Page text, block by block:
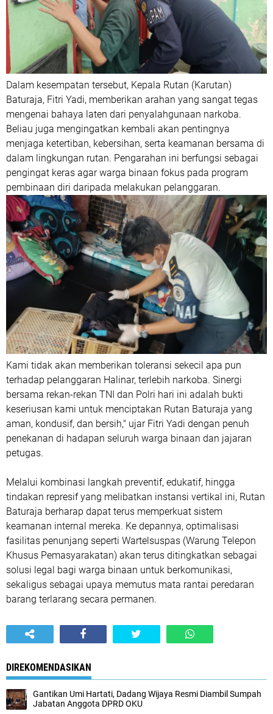
Dalam kesempatan tersebut, Kepala Rutan (Karutan)
Baturaja, Fitri Yadi, memberikan arahan yang sangat tegas
mengenai bahaya laten dari penyalahgunaan narkoba.
Beliau juga mengingatkan kembali akan pentingnya
menjaga ketertiban, kebersihan, serta keamanan bersama di
dalam lingkungan rutan. Pengarahan ini berfungsi sebagai
pengingat keras agar warga binaan fokus pada program
pembinaan diri daripada melakukan pelanggaran.
Kami tidak akan memberikan toleransi sekecil apa pun
terhadap pelanggaran Halinar, terlebih narkoba. Sinergi
bersama rekan-rekan TNI dan Polri hari ini adalah bukti
keseriusan kami untuk menciptakan Rutan Baturaja yang
aman, kondusif, dan bersih," ujar Fitri Yadi dengan penuh
penekanan di hadapan seluruh warga binaan dan jajaran
petugas.
Melalui kombinasi langkah preventif, edukatif, hingga
tindakan represif yang melibatkan instansi vertikal ini, Rutan
Baturaja berharap dapat terus memperkuat sistem
keamanan internal mereka. Ke depannya, optimalisasi
fasilitas penunjang seperti Wartelsuspas (Warung Telepon
Khusus Pemasyarakatan) akan terus ditingkatkan sebagai
solusi legal bagi warga binaan untuk berkomunikasi,
sekaligus sebagai upaya memutus mata rantai peredaran
barang terlarang secara permanen.
DIREKOMENDASIKAN
Gantikan Umi Hartati, Dadang Wijaya Resmi Diambil Sumpah
Jabatan Anggota DPRD OKU